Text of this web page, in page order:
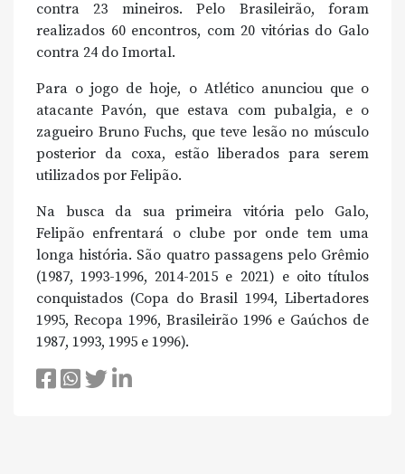
contra 23 mineiros. Pelo Brasileirão, foram
realizados 60 encontros, com 20 vitórias do Galo
contra 24 do Imortal.
Para o jogo de hoje, o Atlético anunciou que o
atacante Pavón, que estava com pubalgia, e o
zagueiro Bruno Fuchs, que teve lesão no músculo
posterior da coxa, estão liberados para serem
utilizados por Felipão.
Na busca da sua primeira vitória pelo Galo,
Felipão enfrentará o clube por onde tem uma
longa história. São quatro passagens pelo Grêmio
(1987, 1993-1996, 2014-2015 e 2021) e oito títulos
conquistados (Copa do Brasil 1994, Libertadores
1995, Recopa 1996, Brasileirão 1996 e Gaúchos de
1987, 1993, 1995 e 1996).